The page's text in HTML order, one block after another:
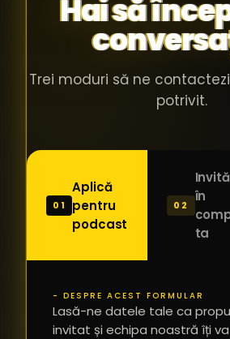
Hai să
Trei moduri să ne
potrivit.
01
Aplică
pentru
podcast
02
în
ta
- DESPRE ACEST FORMULAR
Lasă-ne datele tale ca
invitat și echipa noastră îți va